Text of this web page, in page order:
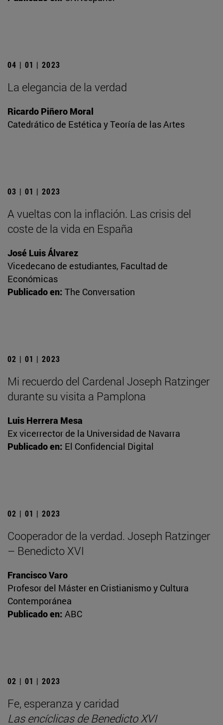
04 | 01 | 2023
La elegancia de la verdad
Ricardo Piñero Moral
Catedrático de Estética y Teoría de las Artes
03 | 01 | 2023
A vueltas con la inflación. Las crisis del
coste de la vida en España
José Luis Álvarez
Vicedecano de estudiantes, Facultad de
Económicas
Publicado en: The Conversation
02 | 01 | 2023
Mi recuerdo del Cardenal Joseph Ratzinger
durante su visita a Pamplona
Luis Herrera Mesa
Ex vicerrector de la Universidad de Navarra
Publicado en: El Confidencial Digital
02 | 01 | 2023
Cooperador de la verdad. Joseph Ratzinger
– Benedicto XVI
Francisco Varo
Profesor del Máster en Cristianismo y Cultura
Contemporánea
Publicado en: ABC
02 | 01 | 2023
Fe, esperanza y caridad
Las encíclicas de Benedicto XVI